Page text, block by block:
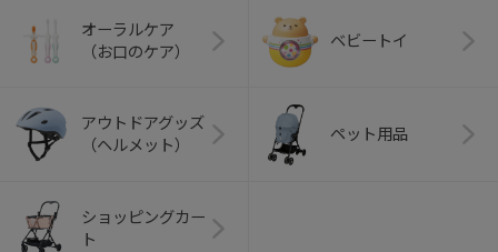
オーラルケア
（お口のケア）
ベビートイ
アウトドアグッズ
（ヘルメット）
ペット用品
ショッピングカー
ト